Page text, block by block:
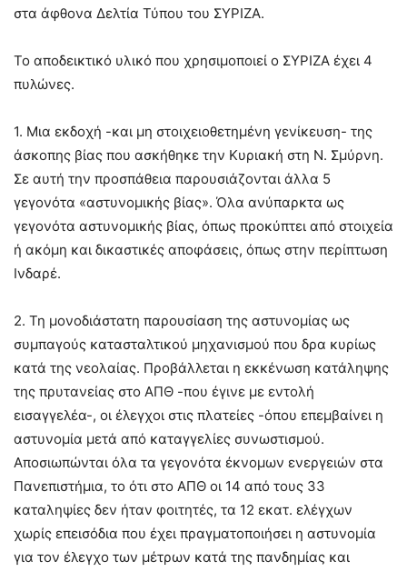
στα άφθονα Δελτία Τύπου του ΣΥΡΙΖΑ.
Το αποδεικτικό υλικό που χρησιμοποιεί ο ΣΥΡΙΖΑ έχει 4
πυλώνες.
1. Μια εκδοχή -και μη στοιχειοθετημένη γενίκευση- της
άσκοπης βίας που ασκήθηκε την Κυριακή στη Ν. Σμύρνη.
Σε αυτή την προσπάθεια παρουσιάζονται άλλα 5
γεγονότα «αστυνομικής βίας». Όλα ανύπαρκτα ως
γεγονότα αστυνομικής βίας, όπως προκύπτει από στοιχεία
ή ακόμη και δικαστικές αποφάσεις, όπως στην περίπτωση
Ινδαρέ.
2. Τη μονοδιάστατη παρουσίαση της αστυνομίας ως
συμπαγούς κατασταλτικού μηχανισμού που δρα κυρίως
κατά της νεολαίας. Προβάλλεται η εκκένωση κατάληψης
της πρυτανείας στο ΑΠΘ -που έγινε με εντολή
εισαγγελέα-, οι έλεγχοι στις πλατείες -όπου επεμβαίνει η
αστυνομία μετά από καταγγελίες συνωστισμού.
Αποσιωπώνται όλα τα γεγονότα έκνομων ενεργειών στα
Πανεπιστήμια, το ότι στο ΑΠΘ οι 14 από τους 33
καταληψίες δεν ήταν φοιτητές, τα 12 εκατ. ελέγχων
χωρίς επεισόδια που έχει πραγματοποιήσει η αστυνομία
για τον έλεγχο των μέτρων κατά της πανδημίας και